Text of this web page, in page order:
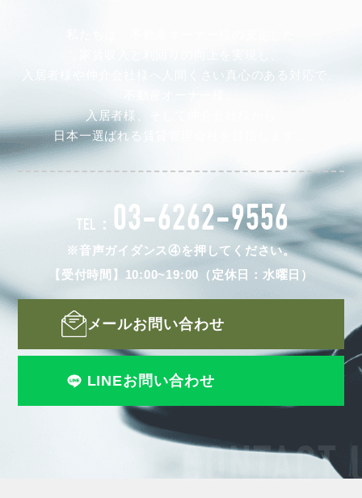
CONTACT
入居者様や仲介会社様へ人間くさい真心のある対応で、
入居者様、そして仲介会社様から
日本一選ばれる賃貸管理会社を目指します。
TEL： 03-6262-9556
※音声ガイダンス④を押してください。
【受付時間】10:00~19:00（定休日：水曜日）
メールお問い合わせ
LINEお問い合わせ